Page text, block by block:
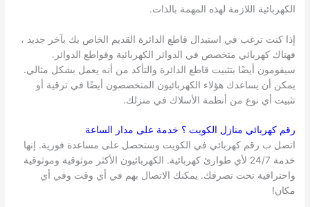
الكهربائية اللازمة لهذه المهمة بالذات.
إذا كنت ترغب في استبدال قاطع الدائرة القديم الخاص بك بآخر جديد ،
فهناك كهربائي متخصص في الدوائر الكهربائية وقواطع الدوائر.
سيقومون أيضًا بتثبيت قاطع الدائرة والتأكد من أنه يعمل بشكل مثالي.
يمكن أن يساعدك هؤلاء الكهربائيون المتخصصون أيضًا في ترقية أو
تثبيت أي نوع من أنظمة الأسلاك في منزلك.
رقم كهربائي منازل الكويت ؟ خدمة على مدار الساعة
اتصل ب رقم كهربائي في الكويت وستحصل على مساعدة فورية. إنها
خدمة 24/7 لأي طوارئ كهربائية. الكهربائيون الأكثر موثوقية وموثوقية
واحترافية تحت تصرفك. يمكنك الاتصال بهم في أي وقت وفي أي
مكان!